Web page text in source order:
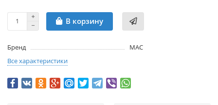
В корзину
Бренд
MAC
Все характеристики